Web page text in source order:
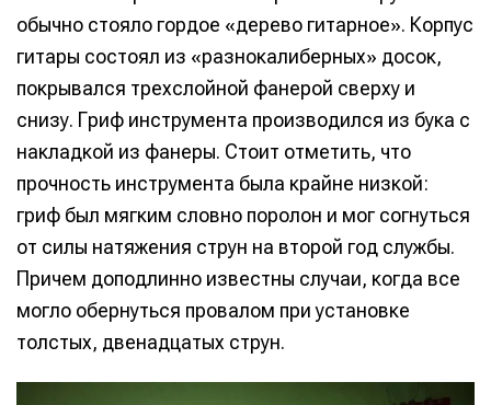
обычно стояло гордое «дерево гитарное». Корпус
гитары состоял из «разнокалиберных» досок,
покрывался трехслойной фанерой сверху и
снизу. Гриф инструмента производился из бука с
накладкой из фанеры. Стоит отметить, что
прочность инструмента была крайне низкой:
гриф был мягким словно поролон и мог согнуться
от силы натяжения струн на второй год службы.
Причем доподлинно известны случаи, когда все
могло обернуться провалом при установке
толстых, двенадцатых струн.